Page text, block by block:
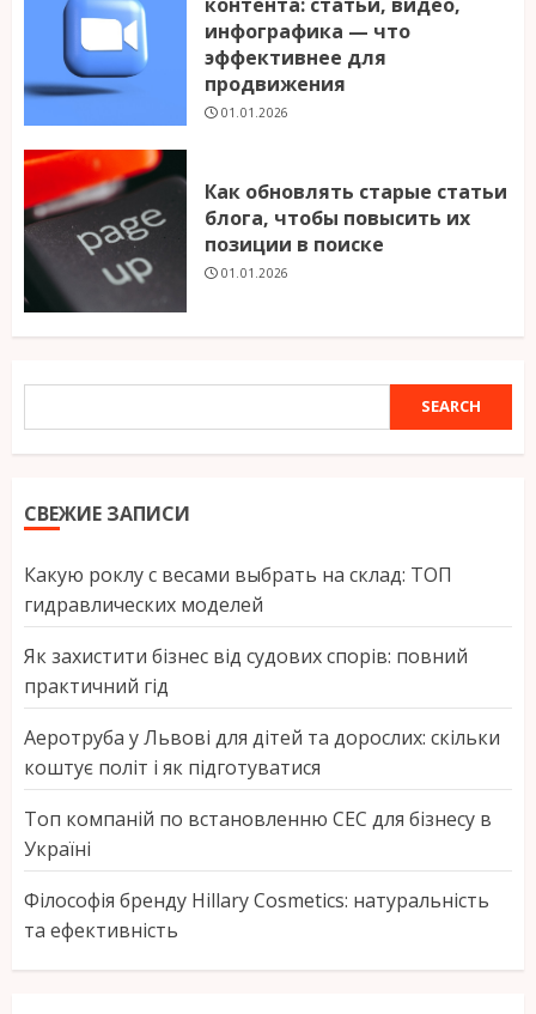
инфографика — что
эффективнее для
продвижения
01.01.2026
Как обновлять старые статьи
блога, чтобы повысить их
позиции в поиске
01.01.2026
SEARCH
СВЕЖИЕ ЗАПИСИ
Какую роклу с весами выбрать на склад: ТОП
гидравлических моделей
Як захистити бізнес від судових спорів: повний
практичний гід
Аеротруба у Львові для дітей та дорослих: скільки
коштує політ і як підготуватися
Топ компаній по встановленню СЕС для бізнесу в
Україні
Філософія бренду Hillary Cosmetics: натуральність
та ефективність